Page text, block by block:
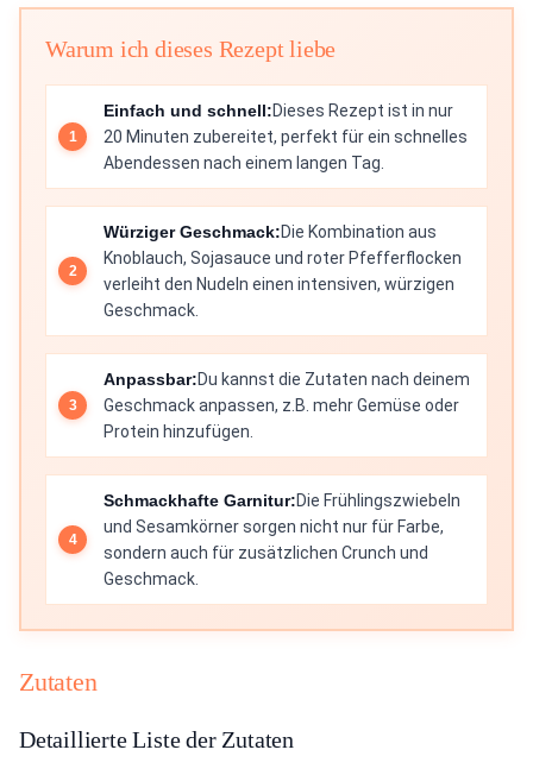
Warum ich dieses Rezept liebe
Einfach und schnell:Dieses Rezept ist in nur
20 Minuten zubereitet, perfekt für ein schnelles
Abendessen nach einem langen Tag.
Würziger Geschmack:Die Kombination aus
Knoblauch, Sojasauce und roter Pfefferflocken
verleiht den Nudeln einen intensiven, würzigen
Geschmack.
Anpassbar:Du kannst die Zutaten nach deinem
Geschmack anpassen, z.B. mehr Gemüse oder
Protein hinzufügen.
Schmackhafte Garnitur:Die Frühlingszwiebeln
und Sesamkörner sorgen nicht nur für Farbe,
sondern auch für zusätzlichen Crunch und
Geschmack.
Zutaten
Detaillierte Liste der Zutaten